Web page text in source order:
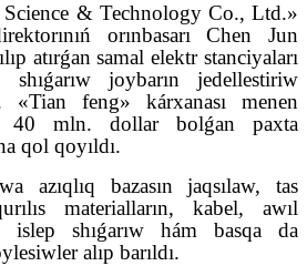
& Technology Co., Ltd.»
orınbasarı Chen Jun
atırǵan samal elektr stanciyaları
joybarın jedellestiriw
«Tian feng» kárxanası menen
40 mln. dollar bolǵan paxta
qol qoyıldı.
azıqlıq bazasın jaqsılaw, tas
materialların, kabel, awıl
islep shıǵarıw hám basqa da
alıp barıldı.